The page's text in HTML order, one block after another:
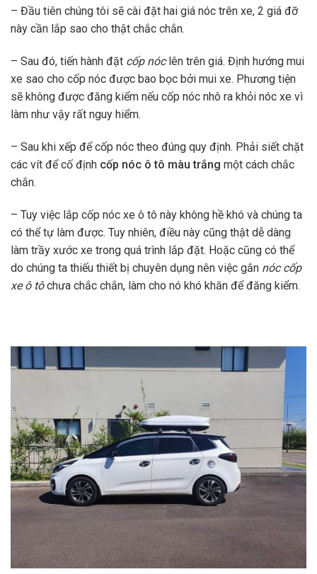
– Đầu tiên chúng tôi sẽ cài đặt hai giá nóc trên xe, 2 giá đỡ
này cần lắp sao cho thật chắc chắn.
– Sau đó, tiến hành đặt cốp nóclên trên giá. Định hướng mui
xe sao cho cốp nóc được bao bọc bởi mui xe. Phương tiện
sẽ không được đăng kiểm nếu cốp nóc nhô ra khỏi nóc xe vì
làm như vậy rất nguy hiểm.
– Sau khi xếp để cốp nóc theo đúng quy định. Phải siết chặt
các vít để cố định cốp nóc ô tô màu trắng một cách chắc
chắn.
– Tuy việc lắp cốp nóc xe ô tô này không hề khó và chúng ta
có thể tự làm được. Tuy nhiên, điều này cũng thật dễ dàng
làm trầy xước xe trong quá trình lắp đặt. Hoặc cũng có thể
do chúng ta thiếu thiết bị chuyên dụng nên việc gắn nóc cốp
xe ô tôchưa chắc chắn, làm cho nó khó khăn để đăng kiểm.